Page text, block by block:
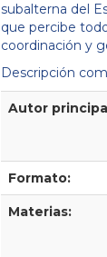
subalterna del
que percibe
coordinación y
Descripción
Detalles
Autor
Formato:
Materias: